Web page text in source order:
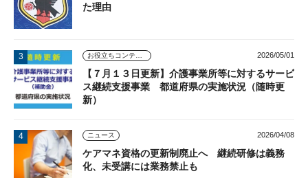
た理由
2026/05/01
【７月１３日更新】介護事業所等に対するサービ
ス継続支援事業 都道府県の実施状況（随時更
新）
ニュース 2026/04/08
ケアマネ資格の更新制廃止へ 継続研修は義務
化、未受講には業務禁止も